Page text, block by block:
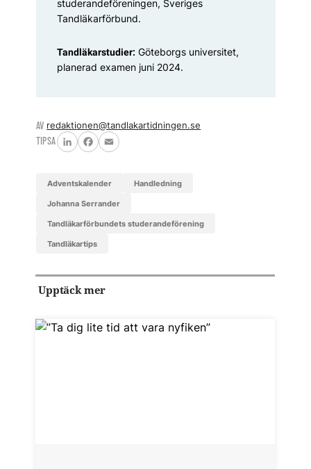
studerandeföreningen, Sveriges
Tandläkarförbund.
Tandläkarstudier: Göteborgs universitet,
planerad examen juni 2024.
AV redaktionen@tandlakartidningen.se
TIPSA
LinkedInFacebook
Email
Adventskalender handledning
Johanna Serrander
Tandläkarförbundets studerandeförening
tandläkartips
Upptäck mer